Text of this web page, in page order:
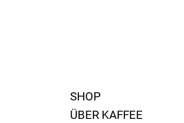
SHOP
ÜBER KAFFEE